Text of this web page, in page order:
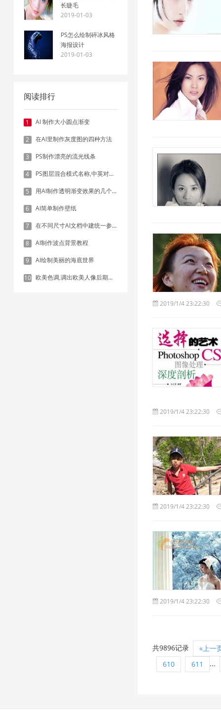
长睫毛
2019-01-03
PS怎么绘制碎冰风格
海报设计
2019-01-03
阅读排行
1 AI 制作大小圆点渐变
2 在AI里制作灰度图的四种方法
3 PS制作漂亮的流光线条
4 PS图层混合模式名称,中英对照表
5 用AI制作透明渐变效果的几个方法
6 AI简单制作壁纸
7 在不同尺寸AI文档中建统一参考线 - 方法1：对齐和分布
8 AI制作波点背景教程
9 AI绘制美丽的海底世界
10 欧美色调,调出欧美人像后期色调实例
2019/1/4 23:22:30
2019/1/4 23:22:30
2019/1/4 23:22:30
2019/1/4 23:22:30
共9896记录
«上一
610
611 ...